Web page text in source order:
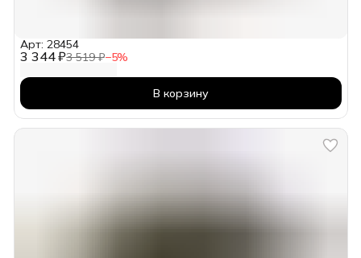
3 344 ₽3 519 ₽−5%
Арт: 28454
В корзину